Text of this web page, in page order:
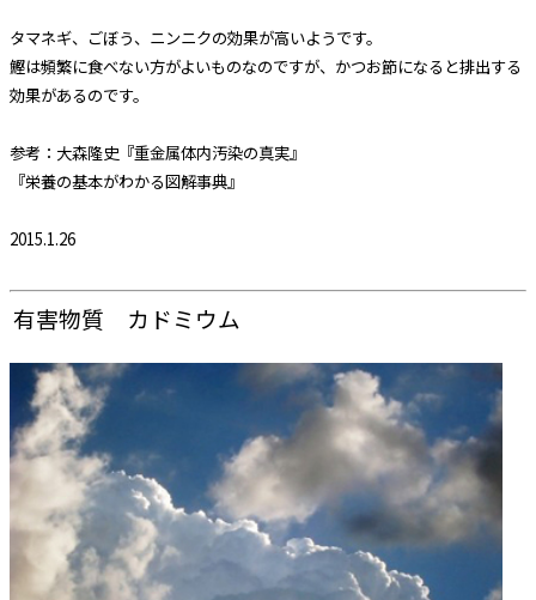
タマネギ、ごぼう、ニンニクの効果が高いようです。
鰹は頻繁に食べない方がよいものなのですが、かつお節になると排出する
効果があるのです。
参考：大森隆史『重金属体内汚染の真実』
『栄養の基本がわかる図解事典』
2015.1.26
有害物質 カドミウム